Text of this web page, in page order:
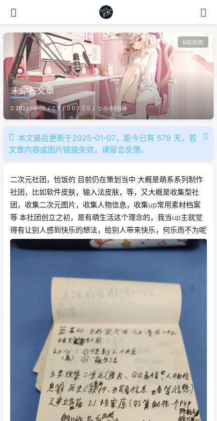
b站动态
未命名文章
2021-08-15 7 0 0 小于1分钟
本文最后更新于2025-01-07，距今已有 579 天，若
文章内容或图片链接失效，请留言反馈。
二次元社团，恰饭的 目前仍在策划当中 大概是萌系系列制作
社团，比如软件皮肤，输入法皮肤，等，又大概是收集型社
团，收集二次元图片，收集人物信息，收集up常用素材档案
等 本社团创立之初，是有萌生活这个理念的，我当up主就觉
得有让别人感到快乐的想法，给别人带来快乐，何乐而不为呢